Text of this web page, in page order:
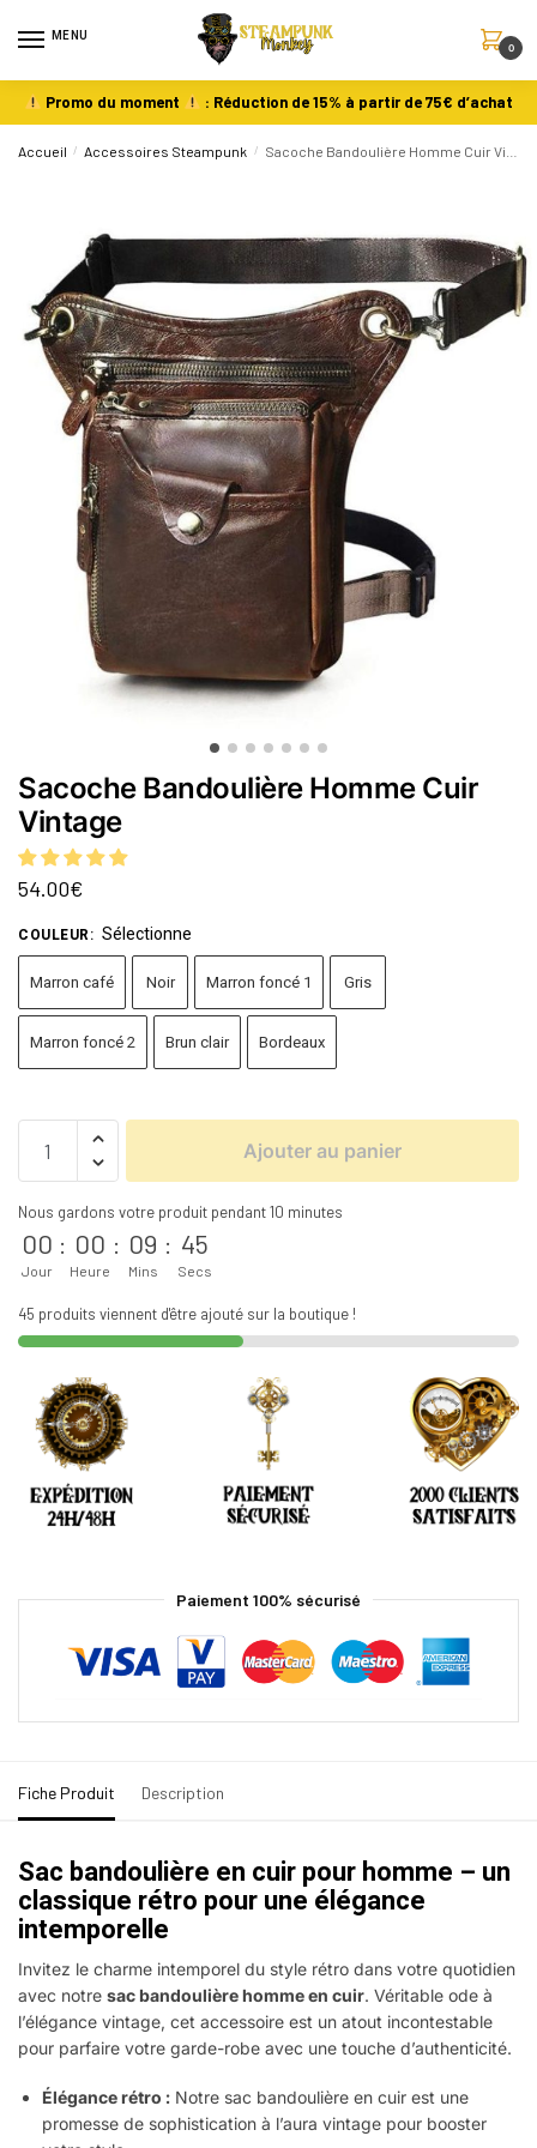
MENU
0
Promo du moment : Réduction de 15% à partir de 75€ d’achat
Accueil / Accessoires Steampunk / Sacoche Bandoulière Homme Cuir Vintage
Sacoche Bandoulière Homme Cuir
Vintage
54.00€
COULEUR: Sélectionne
Marron café Noir Marron foncé 1 Gris
Marron foncé 2 Brun clair Bordeaux
Ajouter au panier
Nous gardons votre produit pendant 10 minutes
00
Jour
: 00
Heure
: 09
Mins
: 45
Secs
45 produits viennent d'être ajouté sur la boutique !
Paiement 100% sécurisé
Fiche Produit Description
Sac bandoulière en cuir pour homme – un
classique rétro pour une élégance
intemporelle
Invitez le charme intemporel du style rétro dans votre quotidien
avec notre sac bandoulière homme en cuir. Véritable ode à
l’élégance vintage, cet accessoire est un atout incontestable
pour parfaire votre garde-robe avec une touche d’authenticité.
Élégance rétro : Notre sac bandoulière en cuir est une
promesse de sophistication à l’aura vintage pour booster